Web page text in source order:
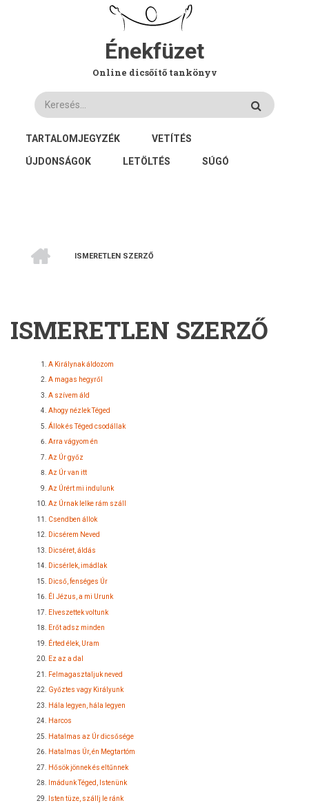
Énekfüzet
Online dicsőítő tankönyv
Keresés
FŐ
NAVIGÁCIÓ
TARTALOMJEGYZÉK VETÍTÉS
ÚJDONSÁGOK LETÖLTÉS SÚGÓ
ISMERETLEN SZERZŐ
ISMERETLEN SZERZŐ
A Királynak áldozom
A magas hegyről
A szívem áld
Ahogy nézlek Téged
Állok és Téged csodállak
Arra vágyom én
Az Úr győz
Az Úr van itt
Az Úrért mi indulunk
Az Úrnak lelke rám száll
Csendben állok
Dicsérem Neved
Dicséret, áldás
Dicsérlek, imádlak
Dicső, fenséges Úr
Él Jézus, a mi Urunk
Elveszettek voltunk
Erőt adsz minden
Érted élek, Uram
Ez az a dal
Felmagasztaljuk neved
Győztes vagy Királyunk
Hála legyen, hála legyen
Harcos
Hatalmas az Úr dicsősége
Hatalmas Úr, én Megtartóm
Hősök jönnek és eltűnnek
Imádunk Téged, Istenünk
Isten tüze, szállj le ránk